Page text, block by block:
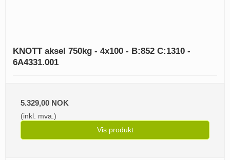
KNOTT aksel 750kg - 4x100 - B:852 C:1310 -
6A4331.001
5.329,00 NOK
(inkl. mva.)
Vis produkt